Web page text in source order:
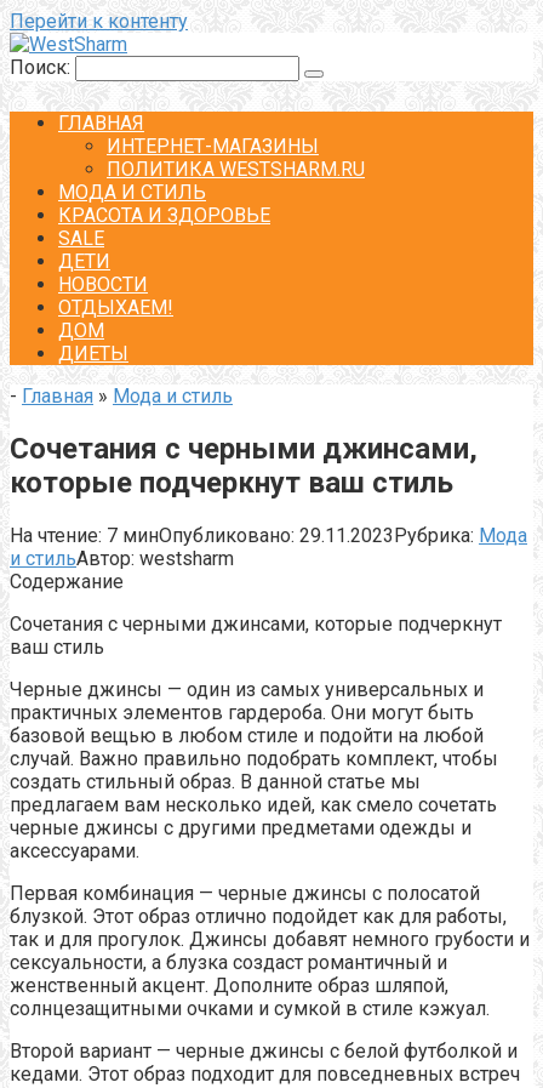
Перейти к контенту
Поиск:
ГЛАВНАЯ
ИНТЕРНЕТ-МАГАЗИНЫ
ПОЛИТИКА WESTSHARM.RU
МОДА И СТИЛЬ
КРАСОТА И ЗДОРОВЬЕ
SALE
ДЕТИ
НОВОСТИ
ОТДЫХАЕМ!
ДОМ
ДИЕТЫ
- Главная » Мода и стиль
Сочетания с черными джинсами,
которые подчеркнут ваш стиль
На чтение: 7 минОпубликовано: 29.11.2023Рубрика: Мода
и стильАвтор: westsharm
Содержание
Сочетания с черными джинсами, которые подчеркнут
ваш стиль
Черные джинсы — один из самых универсальных и
практичных элементов гардероба. Они могут быть
базовой вещью в любом стиле и подойти на любой
случай. Важно правильно подобрать комплект, чтобы
создать стильный образ. В данной статье мы
предлагаем вам несколько идей, как смело сочетать
черные джинсы с другими предметами одежды и
аксессуарами.
Первая комбинация — черные джинсы с полосатой
блузкой. Этот образ отлично подойдет как для работы,
так и для прогулок. Джинсы добавят немного грубости и
сексуальности, а блузка создаст романтичный и
женственный акцент. Дополните образ шляпой,
солнцезащитными очками и сумкой в стиле кэжуал.
Второй вариант — черные джинсы с белой футболкой и
кедами. Этот образ подходит для повседневных встреч